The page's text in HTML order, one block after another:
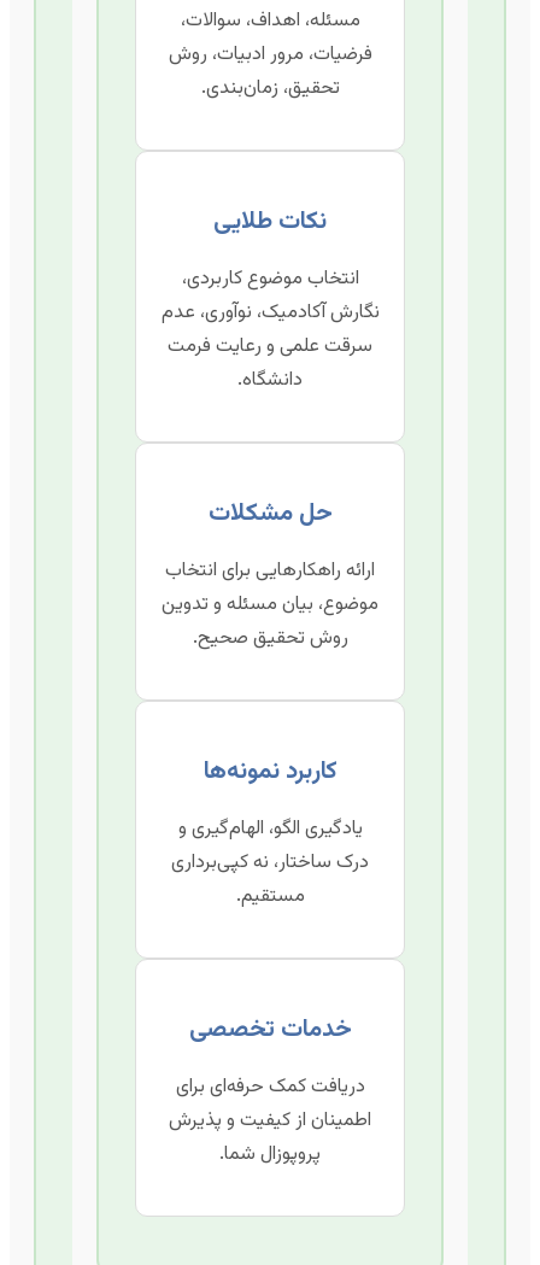
مسئله، اهداف، سوالات،
فرضیات، مرور ادبیات، روش
تحقیق، زمان‌بندی.
نکات طلایی
انتخاب موضوع کاربردی،
نگارش آکادمیک، نوآوری، عدم
سرقت علمی و رعایت فرمت
دانشگاه.
حل مشکلات
ارائه راهکارهایی برای انتخاب
موضوع، بیان مسئله و تدوین
روش تحقیق صحیح.
کاربرد نمونه‌ها
یادگیری الگو، الهام‌گیری و
درک ساختار، نه کپی‌برداری
مستقیم.
خدمات تخصصی
دریافت کمک حرفه‌ای برای
اطمینان از کیفیت و پذیرش
پروپوزال شما.